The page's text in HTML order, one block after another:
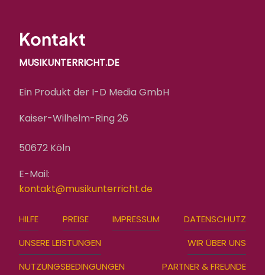
Kontakt
MUSIKUNTERRICHT.DE
Ein Produkt der I-D Media GmbH
Kaiser-Wilhelm-Ring 26
50672 Köln
E-Mail:
kontakt@musikunterricht.de
FOOTER
MENU
HILFE PREISE IMPRESSUM
DATENSCHUTZ
UNSERE LEISTUNGEN
WIR ÜBER UNS
NUTZUNGSBEDINGUNGEN
PARTNER & FREUNDE